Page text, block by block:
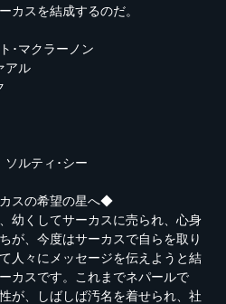
カスを結成するのだ。
･マクラーノン
アル
ソルティ･シー
スの希望の星へ◆
幼くしてサーカスに売られ、心身
が、今度はサーカスで自らを取り
人々にメッセージを伝えようと結
カスです。これまでネパールで
が、しばしば汚名を着せられ、社